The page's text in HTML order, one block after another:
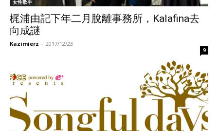
女性歌手
梶浦由記下年二月脫離事務所，Kalafina去
向成謎
Kazimierz - 2017/12/23
9